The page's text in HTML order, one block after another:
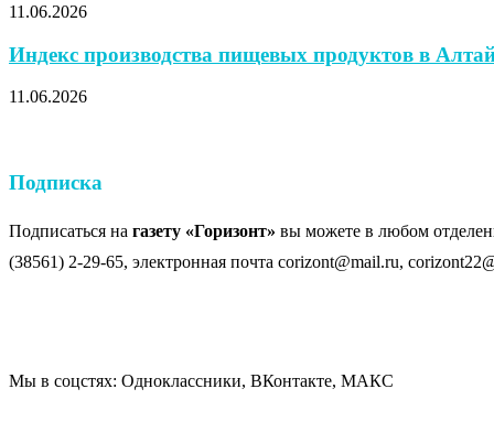
11.06.2026
Индекс производства пищевых продуктов в
11.06.2026
Подписка
Подписаться на газету «Горизонт» вы можете в любом
(38561) 2-29-65, электронная почта corizont@mail.ru,
Мы в соцстях: Одноклассники, ВКонтакте, МАКС